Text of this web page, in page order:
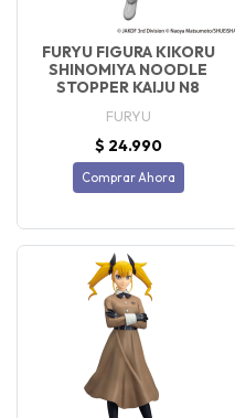
FURYU FIGURA KIKORU
SHINOMIYA NOODLE
STOPPER KAIJU N8
FURYU
$ 24.990
Comprar Ahora